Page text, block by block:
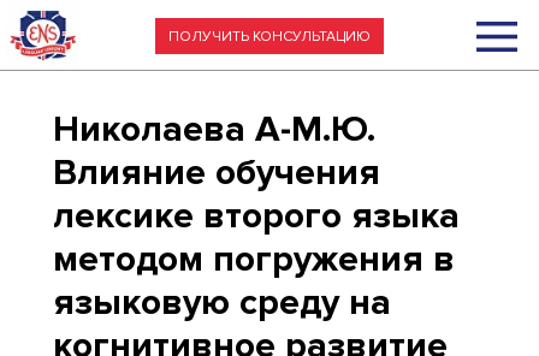
ПОЛУЧИТЬ КОНСУЛЬТАЦИЮ
Николаева А-М.Ю.
Влияние обучения
лексике второго языка
методом погружения в
языковую среду на
когнитивное развитие